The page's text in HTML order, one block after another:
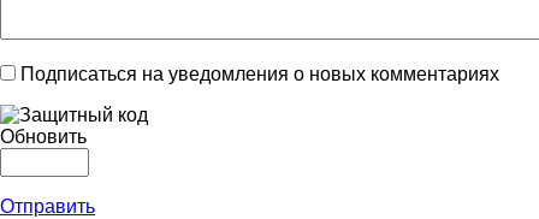
Подписаться на уведомления о новых комментариях
Обновить
Отправить